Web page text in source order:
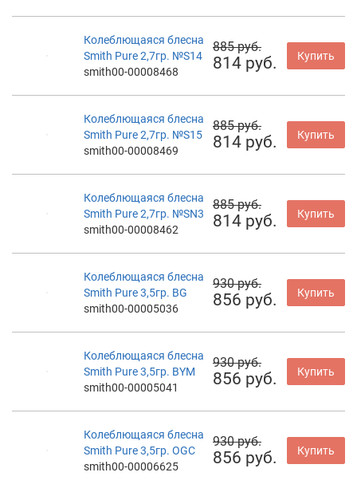
Колеблющаяся блесна
Smith Pure 2,7гр. №S14
smith00-00008468
885 руб.
814 руб. Купить
Колеблющаяся блесна
Smith Pure 2,7гр. №S15
smith00-00008469
885 руб.
814 руб. Купить
Колеблющаяся блесна
Smith Pure 2,7гр. №SN3
smith00-00008462
885 руб.
814 руб. Купить
Колеблющаяся блесна
Smith Pure 3,5гр. BG
smith00-00005036
930 руб.
856 руб. Купить
Колеблющаяся блесна
Smith Pure 3,5гр. BYM
smith00-00005041
930 руб.
856 руб. Купить
Колеблющаяся блесна
Smith Pure 3,5гр. OGC
smith00-00006625
930 руб.
856 руб. Купить